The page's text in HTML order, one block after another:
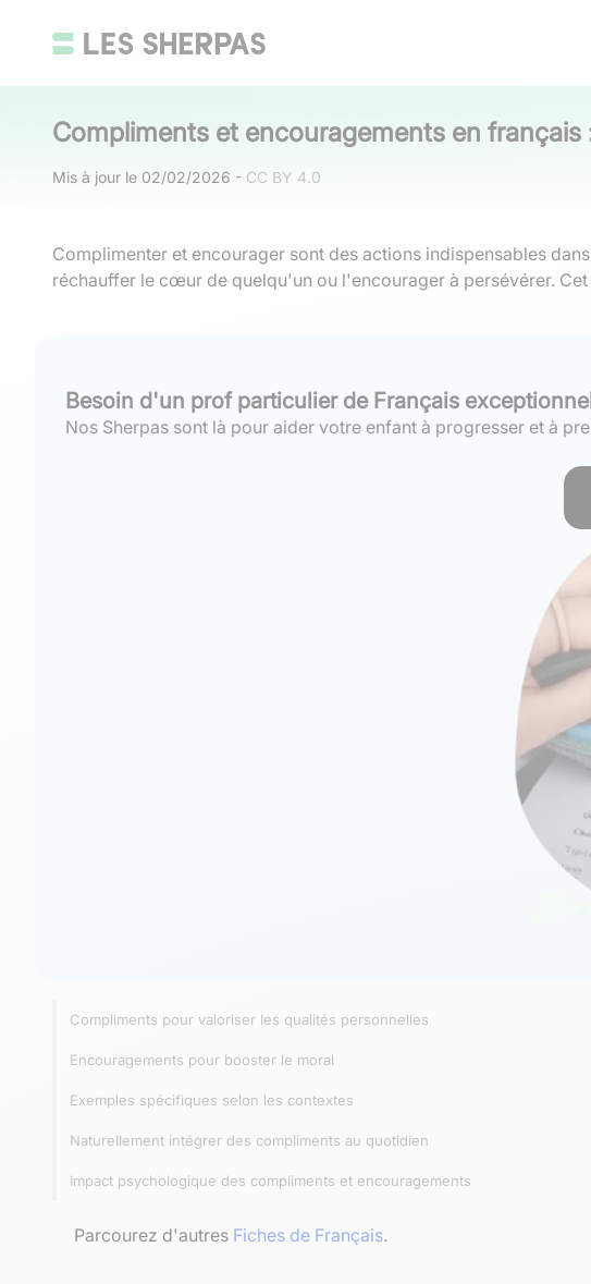
Compliments et encouragements en français
Mis à jour le 02/02/2026 - CC BY 4.0
Complimenter et encourager sont des actions indispensables
réchauffer le cœur de quelqu'un ou l'encourager à persévérer.
Besoin d'un prof particulier de Français
Nos Sherpas sont là pour aider votre enfant à progresser et à
Compliments pour valoriser les qualités personnelles
Encouragements pour booster le moral
Exemples spécifiques selon les contextes
Naturellement intégrer des compliments au quotidien
Impact psychologique des compliments et encouragements
Parcourez d'autres Fiches de Français.